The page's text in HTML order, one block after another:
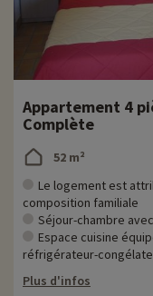
Appartement 4
Complète
52 m²
Le logement est
composition familiale
Séjour-chambre
Espace cuisine
réfrigérateur-
Plus d'infos